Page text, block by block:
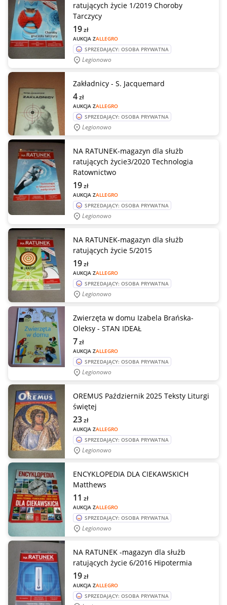
ratujących życie 1/2019 Choroby
Tarczycy
AUKCJA ZALLEGRO
19zł
SPRZEDAJĄCY: OSOBA PRYWATNA
Legionowo
Zakładnicy - S. Jacquemard
AUKCJA ZALLEGRO
4zł
SPRZEDAJĄCY: OSOBA PRYWATNA
Legionowo
NA RATUNEK-magazyn dla służb
ratujących życie3/2020 Technologia
Ratownictwo
AUKCJA ZALLEGRO
19zł
SPRZEDAJĄCY: OSOBA PRYWATNA
Legionowo
NA RATUNEK-magazyn dla służb
ratujących życie 5/2015
AUKCJA ZALLEGRO
19zł
SPRZEDAJĄCY: OSOBA PRYWATNA
Legionowo
Zwierzęta w domu Izabela Brańska-
Oleksy - STAN IDEAŁ
AUKCJA ZALLEGRO
7zł
SPRZEDAJĄCY: OSOBA PRYWATNA
Legionowo
OREMUS Październik 2025 Teksty Liturgi
świętej
AUKCJA ZALLEGRO
23zł
SPRZEDAJĄCY: OSOBA PRYWATNA
Legionowo
ENCYKLOPEDIA DLA CIEKAWSKICH
Matthews
AUKCJA ZALLEGRO
11 zł
SPRZEDAJĄCY: OSOBA PRYWATNA
Legionowo
NA RATUNEK -magazyn dla służb
ratujących życie 6/2016 Hipotermia
AUKCJA ZALLEGRO
19zł
SPRZEDAJĄCY: OSOBA PRYWATNA